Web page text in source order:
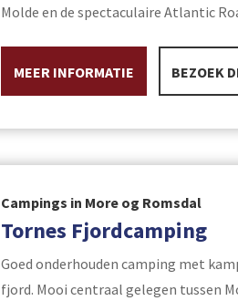
Molde en de spectaculaire Atlantic
MEER INFORMATIE BEZOEK
Campings in More og Romsdal
Tornes Fjordcamping
Goed onderhouden camping met
fjord. Mooi centraal gelegen tussen